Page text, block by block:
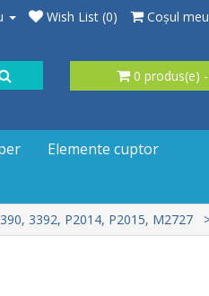
Wish List (0) Coşul meu
Elemente cuptor
3392, P2014, P2015, M2727